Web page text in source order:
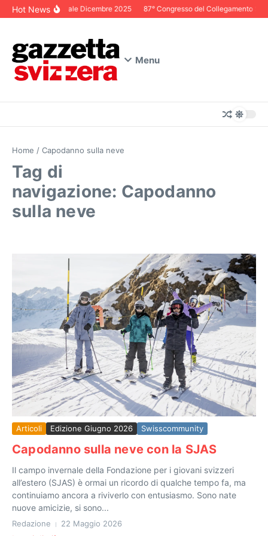
Salta al contenuto
Hot NewsEditoriale Dicembre 2025 87° Congresso del Collegamento
Menu
Home / Capodanno sulla neve
Tag di
navigazione: Capodanno
sulla neve
Articoli Edizione Giugno 2026 Swisscommunity
Capodanno sulla neve con la SJAS
Il campo invernale della Fondazione per i giovani svizzeri
all’estero (SJAS) è ormai un ricordo di qualche tempo fa, ma
continuiamo ancora a riviverlo con entusiasmo. Sono nate
nuove amicizie, si sono...
Redazione 22 Maggio 2026